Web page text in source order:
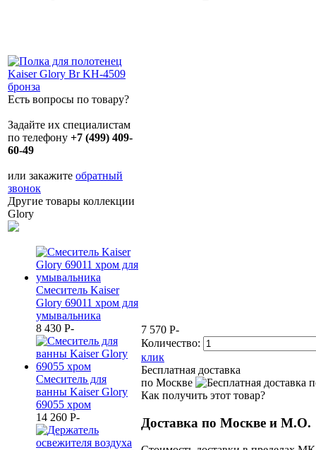
Есть вопросы по товару?
Задайте их специалистам
по телефону +7 (499) 409-
60-49
или закажите обратный
звонок
Другие товары коллекции
Glory
Смеситель Kaiser
Glory 69011 хром для
умывальника
8 430 P-
Смеситель для
ванны Kaiser Glory
69055 хром
14 260 P-
7 570 P-
Количество:
клик
Бесплатная доставка
по Москве
Как получить этот товар?
Доставка по Москве и М.О.